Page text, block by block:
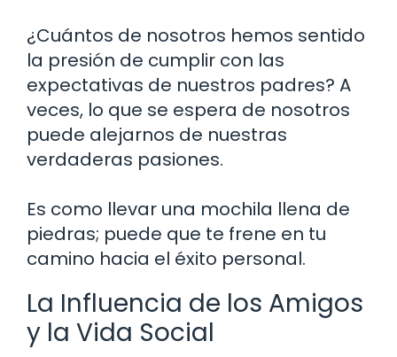
¿Cuántos de nosotros hemos sentido
la presión de cumplir con las
expectativas de nuestros padres? A
veces, lo que se espera de nosotros
puede alejarnos de nuestras
verdaderas pasiones.
Es como llevar una mochila llena de
piedras; puede que te frene en tu
camino hacia el éxito personal.
La Influencia de los Amigos
y la Vida Social